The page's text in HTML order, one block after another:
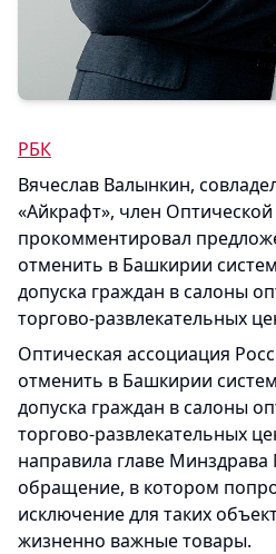
РБК
Вячеслав Валынкин,
«Айкрафт», член
прокомментировал
отменить в Башкирии
допуска граждан в салоны
торгово-развлекательных
Оптическая ассоциация
отменить в Башкирии
допуска граждан в салоны
торгово-развлекательных
направила главе
обращение, в котором
исключение для таких
жизненно важные товары.